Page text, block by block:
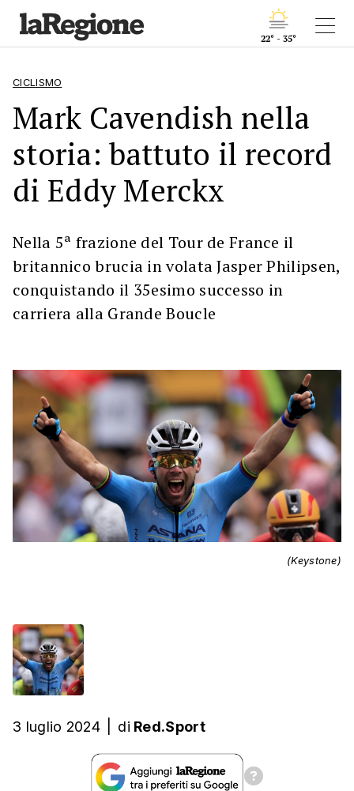
22° - 35°
CICLISMO
Mark Cavendish nella
storia: battuto il record
di Eddy Merckx
Nella 5ª frazione del Tour de France il
britannico brucia in volata Jasper Philipsen,
conquistando il 35esimo successo in
carriera alla Grande Boucle
(Keystone)
3 luglio 2024 di Red.Sport